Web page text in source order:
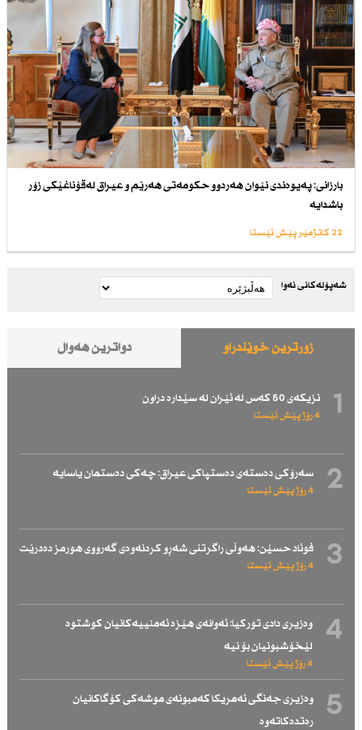
بارزانی: پەیوەندی نێوان هەردوو حكومەتی هەرێم و عیراق لەقۆناغێكی زۆر
باشدایە
22 کاتژمێر پێش ئێستا
شەپۆلەکانی نەوا
زۆرترین خوێندراو دواترین هەواڵ
1 نزیكەی 50 كەس لە ئێران لە سێدارە دراون
4 رۆژ پێش ئێستا
2 سەرۆكی دەستەی دەستپاكی عیراق: چەكی دەستمان یاسایە
4 رۆژ پێش ئێستا
3 فوئاد حسێن: هەوڵی راگرتنی شەڕو كردنەوەی گەرووی هورمز دەدرێت
4 رۆژ پێش ئێستا
4
وەزیری دادی توركیا: ئەوانەی هێزە ئەمنییەكانیان كوشتوە
لێخۆشبونیان بۆ نیە
4 رۆژ پێش ئێستا
5
وەزیری جەنگی ئەمریكا كەمبونەی موشەكی كۆگاكانیان
رەتدەكاتەوە